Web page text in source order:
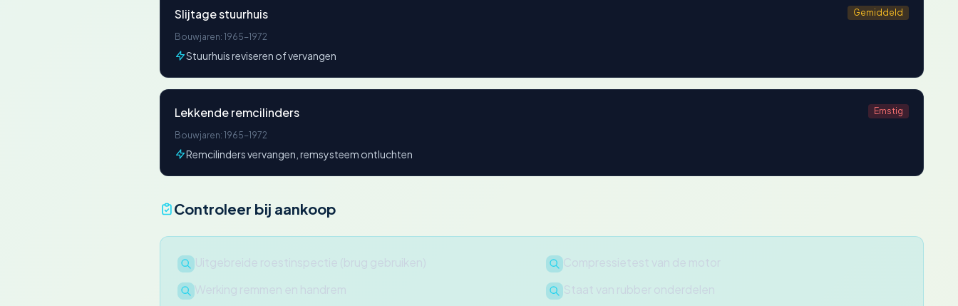
Slijtage stuurhuis Gemiddeld
Bouwjaren: 1965-1972
Stuurhuis reviseren of vervangen
Lekkende remcilinders Ernstig
Bouwjaren: 1965-1972
Remcilinders vervangen, remsysteem ontluchten
Controleer bij aankoop
Uitgebreide roestinspectie (brug gebruiken)
Compressietest van de motor
Werking remmen en handrem
Staat van rubber onderdelen